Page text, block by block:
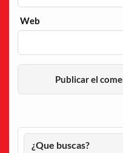
Web
¿Que buscas?